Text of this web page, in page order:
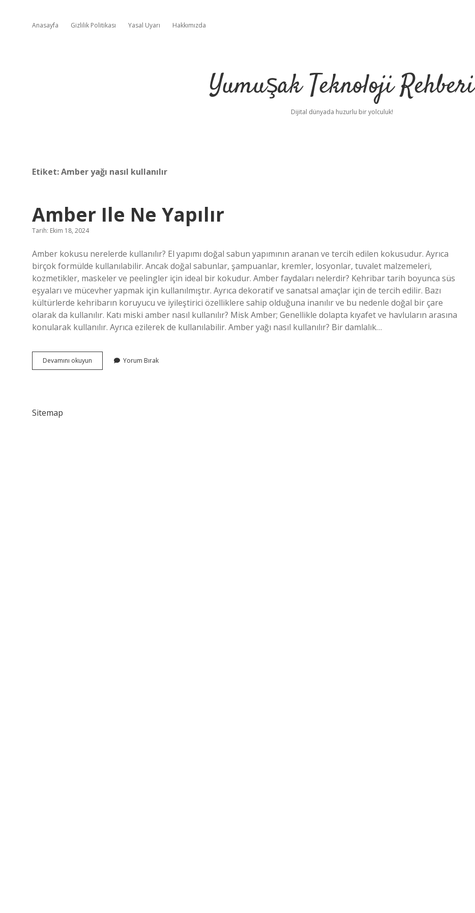
Anasayfa Gizlilik Politikası Yasal Uyarı Hakkımızda
Yumuşak Teknoloji Rehberi
Dijital dünyada huzurlu bir yolculuk!
Etiket:Amber yağı nasıl kullanılır
Amber Ile Ne Yapılır
Tarih: Ekim 18, 2024
Amber kokusu nerelerde kullanılır? El yapımı doğal sabun yapımının aranan ve tercih edilen kokusudur. Ayrıca
birçok formülde kullanılabilir. Ancak doğal sabunlar, şampuanlar, kremler, losyonlar, tuvalet malzemeleri,
kozmetikler, maskeler ve peelingler için ideal bir kokudur. Amber faydaları nelerdir? Kehribar tarih boyunca süs
eşyaları ve mücevher yapmak için kullanılmıştır. Ayrıca dekoratif ve sanatsal amaçlar için de tercih edilir. Bazı
kültürlerde kehribarın koruyucu ve iyileştirici özelliklere sahip olduğuna inanılır ve bu nedenle doğal bir çare
olarak da kullanılır. Katı miski amber nasıl kullanılır? Misk Amber; Genellikle dolapta kıyafet ve havluların arasına
konularak kullanılır. Ayrıca ezilerek de kullanılabilir. Amber yağı nasıl kullanılır? Bir damlalık…
Devamını okuyun
Ile
Yorum Bırak
Sitemap